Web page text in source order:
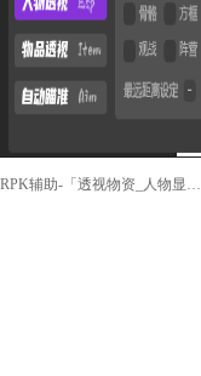
RPK辅助-「透视物资_人物显示_精准梓喵」